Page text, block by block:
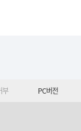
부 PC버전